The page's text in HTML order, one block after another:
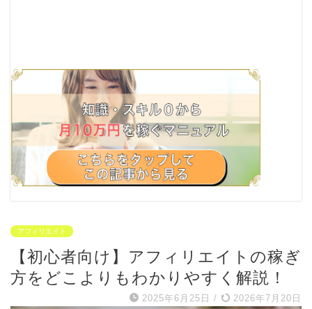
アフィリエイト
【初心者向け】アフィリエイトの稼ぎ
方をどこよりもわかりやすく解説！
2025年6月25日 / 2026年7月20日